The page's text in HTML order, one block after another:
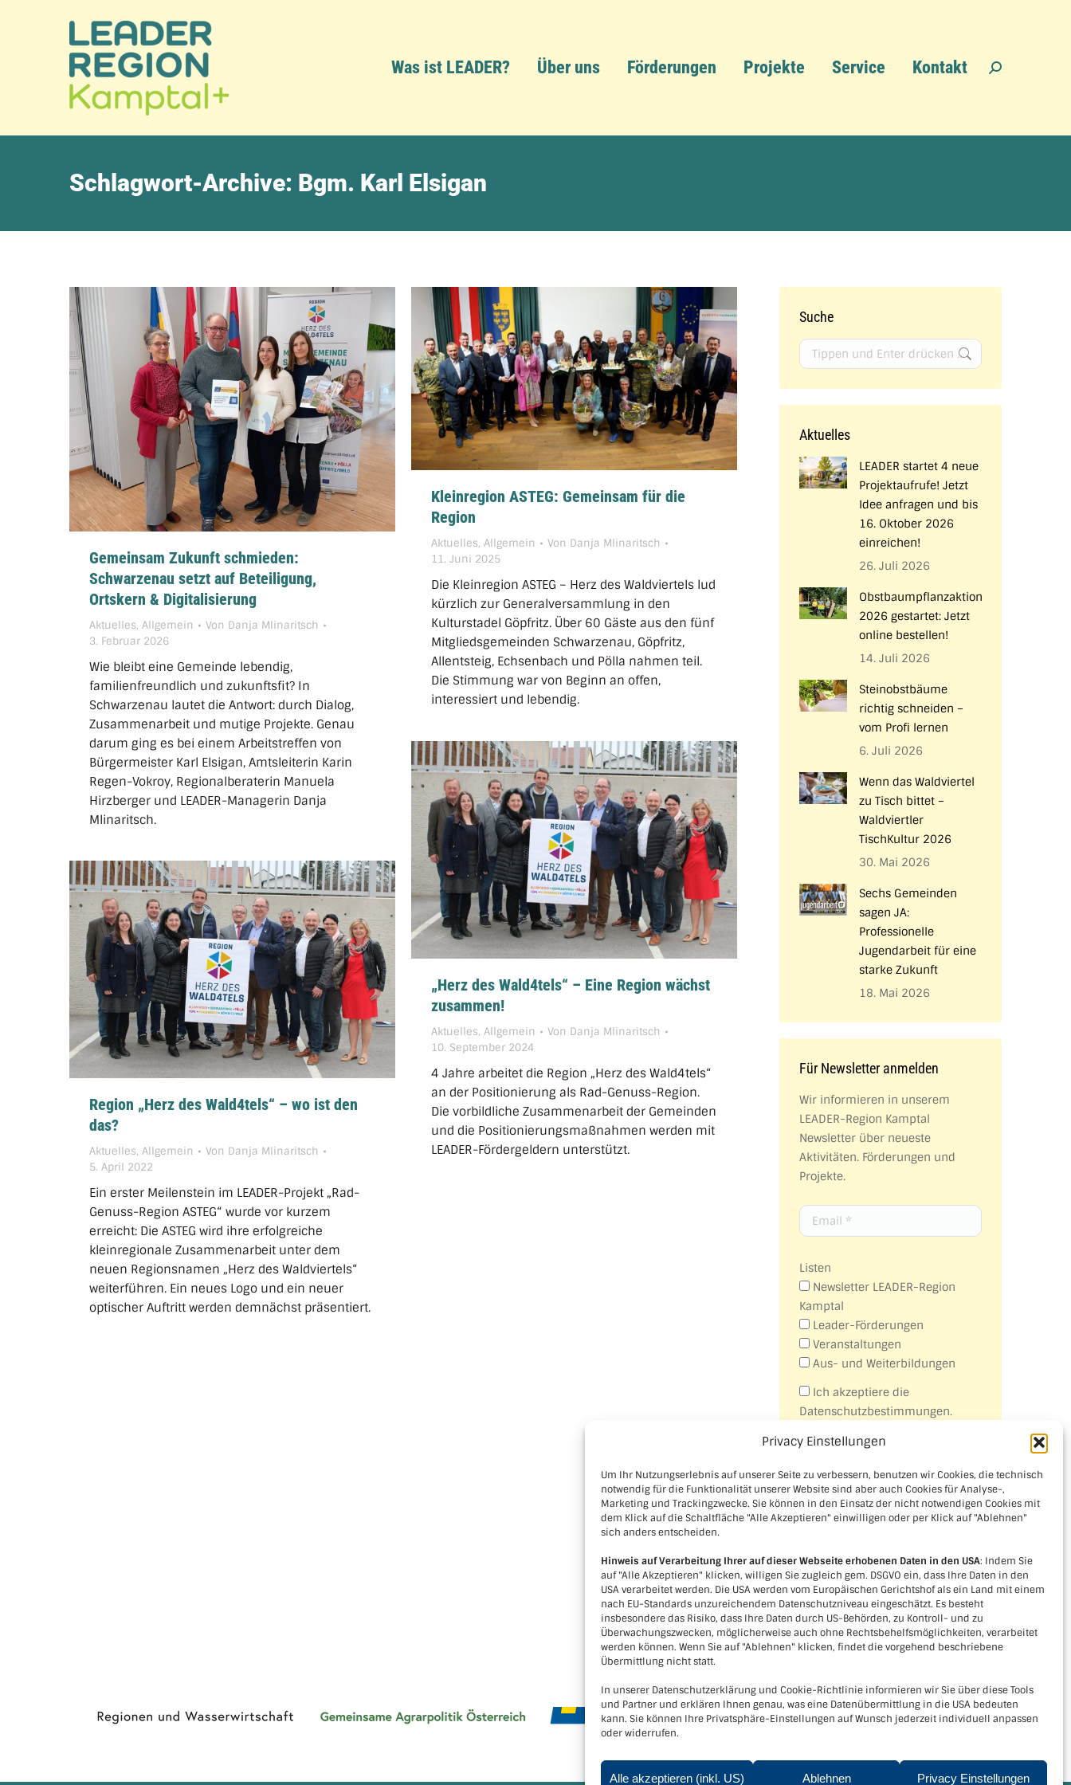
Privacy Einstellungen
Um Ihr Nutzungserlebnis auf unserer Seite zu verbessern, benutzen wir Cookies, die technisch
notwendig für die Funktionalität unserer Website sind aber auch Cookies für Analyse-,
Marketing und Trackingzwecke. Sie können in den Einsatz der nicht notwendigen Cookies mit
dem Klick auf die Schaltfläche "Alle Akzeptieren" einwilligen oder per Klick auf "Ablehnen"
sich anders entscheiden.
Hinweis auf Verarbeitung Ihrer auf dieser Webseite erhobenen Daten in den USA: Indem Sie
auf "Alle Akzeptieren" klicken, willigen Sie zugleich gem. DSGVO ein, dass Ihre Daten in den
USA verarbeitet werden. Die USA werden vom Europäischen Gerichtshof als ein Land mit einem
nach EU-Standards unzureichendem Datenschutzniveau eingeschätzt. Es besteht
insbesondere das Risiko, dass Ihre Daten durch US-Behörden, zu Kontroll- und zu
Überwachungszwecken, möglicherweise auch ohne Rechtsbehelfsmöglichkeiten, verarbeitet
werden können. Wenn Sie auf "Ablehnen" klicken, findet die vorgehend beschriebene
Übermittlung nicht statt.
In unserer Datenschutzerklärung und Cookie-Richtlinie informieren wir Sie über diese Tools
und Partner und erklären Ihnen genau, was eine Datenübermittlung in die USA bedeuten
kann. Sie können Ihre Privatsphäre-Einstellungen auf Wunsch jederzeit individuell anpassen
oder widerrufen.
Alle akzeptieren (inkl. US) Ablehnen Privacy Einstellungen
Was ist LEADER? Über uns Förderungen Projekte Service Kontakt Search:
Schlagwort-Archive: Bgm. Karl Elsigan
Gemeinsam Zukunft schmieden:
Schwarzenau setzt auf Beteiligung,
Ortskern & Digitalisierung
Aktuelles, Allgemein Von Danja Mlinaritsch
3. Februar 2026
Wie bleibt eine Gemeinde lebendig,
familienfreundlich und zukunftsfit? In
Schwarzenau lautet die Antwort: durch Dialog,
Zusammenarbeit und mutige Projekte. Genau
darum ging es bei einem Arbeitstreffen von
Bürgermeister Karl Elsigan, Amtsleiterin Karin
Regen-Vokroy, Regionalberaterin Manuela
Hirzberger und LEADER-Managerin Danja
Mlinaritsch.
Kleinregion ASTEG: Gemeinsam für die
Region
Aktuelles, Allgemein Von Danja Mlinaritsch
11. Juni 2025
Die Kleinregion ASTEG – Herz des Waldviertels lud
kürzlich zur Generalversammlung in den
Kulturstadel Göpfritz. Über 60 Gäste aus den fünf
Mitgliedsgemeinden Schwarzenau, Göpfritz,
Allentsteig, Echsenbach und Pölla nahmen teil.
Die Stimmung war von Beginn an offen,
interessiert und lebendig.
„Herz des Wald4tels“ – Eine Region wächst
zusammen!
Aktuelles, Allgemein Von Danja Mlinaritsch
10. September 2024
4 Jahre arbeitet die Region „Herz des Wald4tels“
an der Positionierung als Rad-Genuss-Region.
Die vorbildliche Zusammenarbeit der Gemeinden
und die Positionierungsmaßnahmen werden mit
LEADER-Fördergeldern unterstützt.
Region „Herz des Wald4tels“ – wo ist den
das?
Aktuelles, Allgemein Von Danja Mlinaritsch
5. April 2022
Ein erster Meilenstein im LEADER-Projekt „Rad-
Genuss-Region ASTEG“ wurde vor kurzem
erreicht: Die ASTEG wird ihre erfolgreiche
kleinregionale Zusammenarbeit unter dem
neuen Regionsnamen „Herz des Waldviertels“
weiterführen. Ein neues Logo und ein neuer
optischer Auftritt werden demnächst präsentiert.
> Beitrag als PDF anzeigen > Beitrag drucken
Suche
Search:
Aktuelles
LEADER startet 4 neue
Projektaufrufe! Jetzt
Idee anfragen und bis
16. Oktober 2026
einreichen!
26. Juli 2026
Obstbaumpflanzaktion
2026 gestartet: Jetzt
online bestellen!
14. Juli 2026
Steinobstbäume
richtig schneiden –
vom Profi lernen
6. Juli 2026
Wenn das Waldviertel
zu Tisch bittet –
Waldviertler
TischKultur 2026
30. Mai 2026
Sechs Gemeinden
sagen JA:
Professionelle
Jugendarbeit für eine
starke Zukunft
18. Mai 2026
Für Newsletter anmelden
Wir informieren in unserem
LEADER-Region Kamptal
Newsletter über neueste
Aktivitäten. Förderungen und
Projekte.
Listen
Newsletter LEADER-Region
Kamptal
Leader-Förderungen
Veranstaltungen
Aus- und Weiterbildungen
Ich akzeptiere die
Datenschutzbestimmungen.
Kontakt
Tel.+436643915751
Email:office@leader-kamptal.at